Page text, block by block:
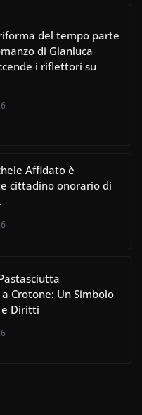
del tempo parte
di Gianluca
i riflettori su
Affidato è
cittadino onorario di
Crotone: Un Simbolo
Diritti